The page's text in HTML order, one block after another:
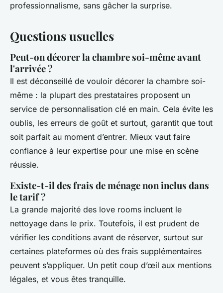
professionnalisme, sans gâcher la surprise.
Questions usuelles
Peut-on décorer la chambre soi-même avant
l'arrivée ?
Il est déconseillé de vouloir décorer la chambre soi-
même : la plupart des prestataires proposent un
service de personnalisation clé en main. Cela évite les
oublis, les erreurs de goût et surtout, garantit que tout
soit parfait au moment d’entrer. Mieux vaut faire
confiance à leur expertise pour une mise en scène
réussie.
Existe-t-il des frais de ménage non inclus dans
le tarif ?
La grande majorité des love rooms incluent le
nettoyage dans le prix. Toutefois, il est prudent de
vérifier les conditions avant de réserver, surtout sur
certaines plateformes où des frais supplémentaires
peuvent s’appliquer. Un petit coup d’œil aux mentions
légales, et vous êtes tranquille.